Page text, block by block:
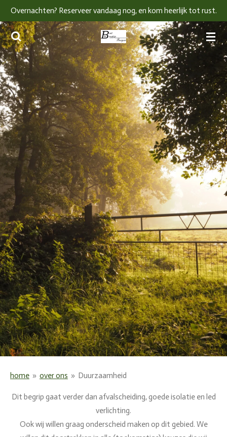
Ga
direct
naar
de
hoofdinhoud
Overnachten? Reserveer vandaag nog, en kom heerlijk tot rust.
home » over ons » Duurzaamheid
Dit begrip gaat verder dan afvalscheiding, goede isolatie en led
verlichting.
Ook wij willen graag onderscheid maken op dit gebied. We